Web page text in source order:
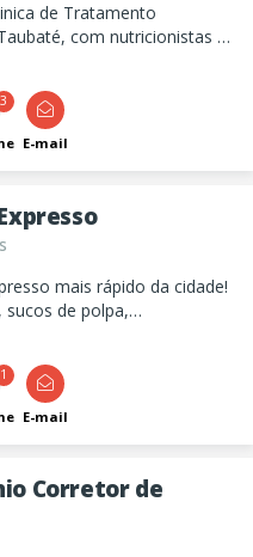
de Tratamento
com nutricionistas e
todo suporte que você
3
E-mail
mais rápido da cidade!
sucos de polpa,
1
E-mail
Corretor de